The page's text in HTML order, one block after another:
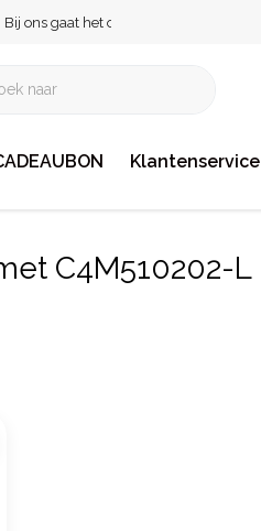
Bij ons gaat het om jou!
Klantenservice
C4M510202-L